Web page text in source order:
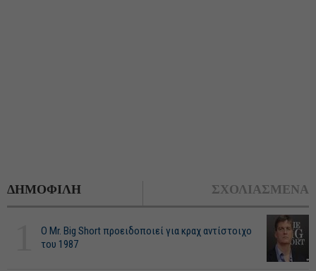
ΔΗΜΟΦΙΛΗ ΣΧΟΛΙΑΣΜΕΝΑ
O Mr. Big Short προειδοποιεί για κραχ αντίστοιχο
του 1987